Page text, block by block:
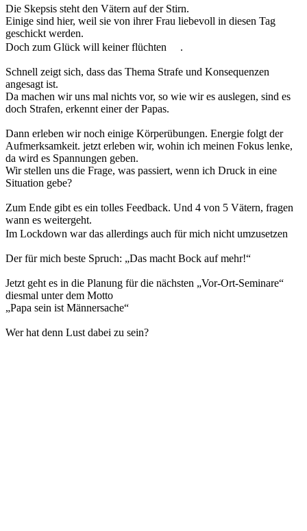
Die Skepsis steht den Vätern auf der Stirn.
Einige sind hier, weil sie von ihrer Frau liebevoll in diesen Tag
geschickt werden.
Doch zum Glück will keiner flüchten
.
Schnell zeigt sich, dass das Thema Strafe und Konsequenzen
angesagt ist.
Da machen wir uns mal nichts vor, so wie wir es auslegen, sind es
doch Strafen, erkennt einer der Papas.
Dann erleben wir noch einige Körperübungen. Energie folgt der
Aufmerksamkeit. jetzt erleben wir, wohin ich meinen Fokus lenke,
da wird es Spannungen geben.
Wir stellen uns die Frage, was passiert, wenn ich Druck in eine
Situation gebe?
Zum Ende gibt es ein tolles Feedback. Und 4 von 5 Vätern, fragen
wann es weitergeht.
Im Lockdown war das allerdings auch für mich nicht umzusetzen
Der für mich beste Spruch: „Das macht Bock auf mehr!“
Jetzt geht es in die Planung für die nächsten „Vor-Ort-Seminare“
diesmal unter dem Motto
„Papa sein ist Männersache“
Wer hat denn Lust dabei zu sein?